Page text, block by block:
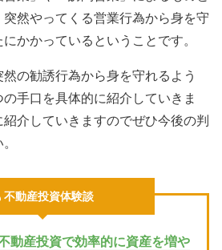
然やってくる営業行為から身を守
かかっているということです。
の勧誘行為から身を守れるよう
手口を具体的に紹介していきま
介していきますのでぜひ今後の判
不動産投資体験談
動産投資で効率的に資産を増や